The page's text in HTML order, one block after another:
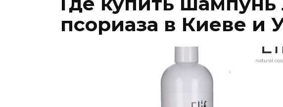
псориаза в Киеве и